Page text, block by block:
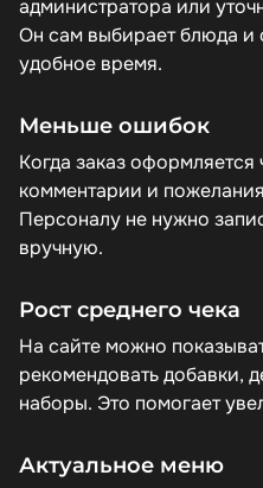
администратора или
Он сам выбирает блюда и
удобное время.
Меньше ошибок
Когда заказ оформляется
комментарии и
Персоналу не нужно
вручную.
Рост среднего чека
На сайте можно
рекомендовать добавки,
наборы. Это помогает
Актуальное меню